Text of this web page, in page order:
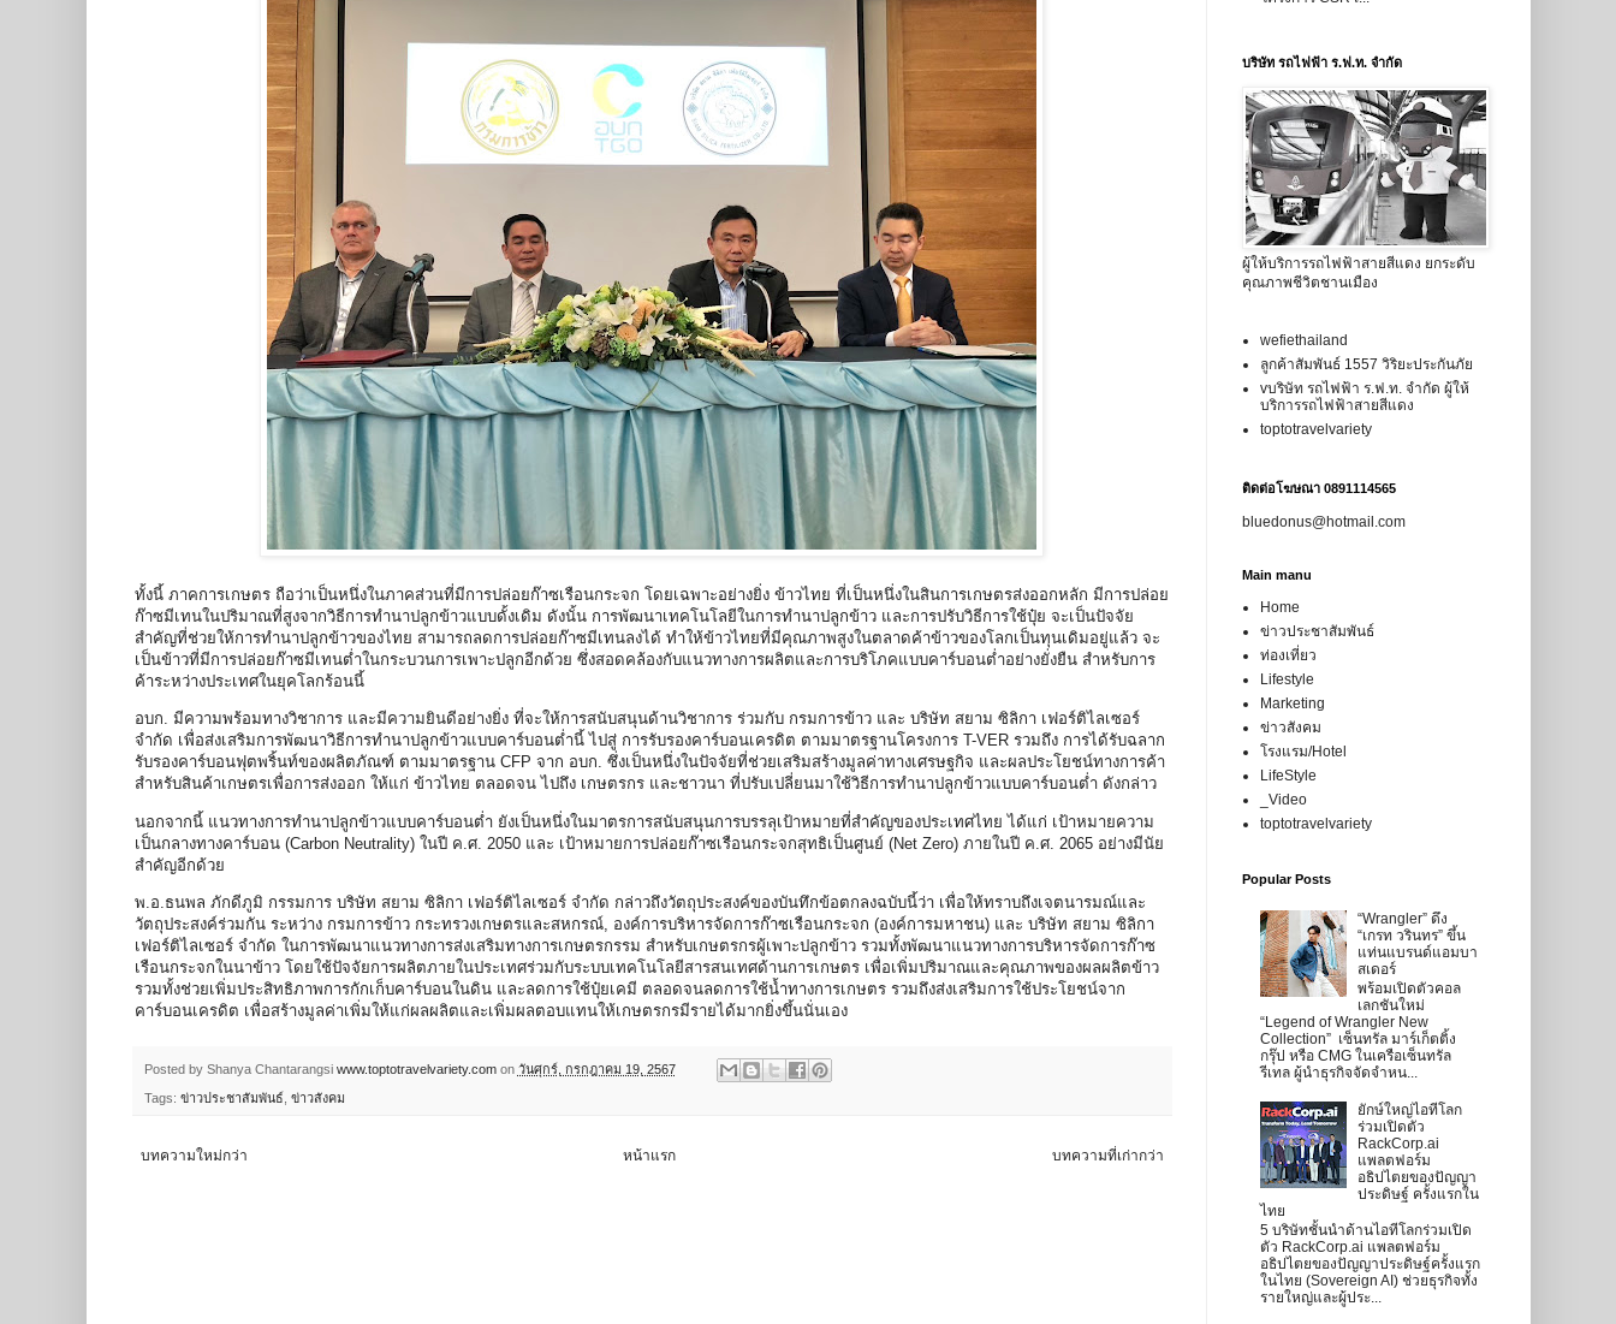
ทั้งนี้ ภาคการเกษตร ถือว่าเป็นหนึ่งในภาคส่วนที่มีการปล่อยก๊าซเรือนกระจก โดยเฉพาะอย่างยิ่ง ข้าวไทย ที่เป็นหนึ่งในสินการเกษตรส่งออกหลัก มีการปล่อย
ก๊าซมีเทนในปริมาณที่สูงจากวิธีการทำนาปลูกข้าวแบบดั้งเดิม ดังนั้น การพัฒนาเทคโนโลยีในการทำนาปลูกข้าว และการปรับวิธีการใช้ปุ๋ย จะเป็นปัจจัย
สำคัญที่ช่วยให้การทำนาปลูกข้าวของไทย สามารถลดการปล่อยก๊าซมีเทนลงได้ ทำให้ข้าวไทยที่มีคุณภาพสูงในตลาดค้าข้าวของโลกเป็นทุนเดิมอยู่แล้ว จะ
เป็นข้าวที่มีการปล่อยก๊าซมีเทนต่ำในกระบวนการเพาะปลูกอีกด้วย ซึ่งสอดคล้องกับแนวทางการผลิตและการบริโภคแบบคาร์บอนต่ำอย่างยั่งยืน สำหรับการ
ค้าระหว่างประเทศในยุคโลกร้อนนี้
อบก. มีความพร้อมทางวิชาการ และมีความยินดีอย่างยิ่ง ที่จะให้การสนับสนุนด้านวิชาการ ร่วมกับ กรมการข้าว และ บริษัท สยาม ซิลิกา เฟอร์ติไลเซอร์
จำกัด เพื่อส่งเสริมการพัฒนาวิธีการทำนาปลูกข้าวแบบคาร์บอนต่ำนี้ ไปสู่ การรับรองคาร์บอนเครดิต ตามมาตรฐานโครงการ T-VER รวมถึง การได้รับฉลาก
รับรองคาร์บอนฟุตพริ้นท์ของผลิตภัณฑ์ ตามมาตรฐาน CFP จาก อบก. ซึ่งเป็นหนึ่งในปัจจัยที่ช่วยเสริมสร้างมูลค่าทางเศรษฐกิจ และผลประโยชน์ทางการค้า
สำหรับสินค้าเกษตรเพื่อการส่งออก ให้แก่ ข้าวไทย ตลอดจน ไปถึง เกษตรกร และชาวนา ที่ปรับเปลี่ยนมาใช้วิธีการทำนาปลูกข้าวแบบคาร์บอนต่ำ ดังกล่าว
นอกจากนี้ แนวทางการทำนาปลูกข้าวแบบคาร์บอนต่ำ ยังเป็นหนึ่งในมาตรการสนับสนุนการบรรลุเป้าหมายที่สำคัญของประเทศไทย ได้แก่ เป้าหมายความ
เป็นกลางทางคาร์บอน (Carbon Neutrality) ในปี ค.ศ. 2050 และ เป้าหมายการปล่อยก๊าซเรือนกระจกสุทธิเป็นศูนย์ (Net Zero) ภายในปี ค.ศ. 2065 อย่างมีนัย
สำคัญอีกด้วย
พ.อ.ธนพล ภักดีภูมิ กรรมการ บริษัท สยาม ซิลิกา เฟอร์ติไลเซอร์ จำกัด กล่าวถึงวัตถุประสงค์ของบันทึกข้อตกลงฉบับนี้ว่า เพื่อให้ทราบถึงเจตนารมณ์และ
วัตถุประสงค์ร่วมกัน ระหว่าง กรมการข้าว กระทรวงเกษตรและสหกรณ์, องค์การบริหารจัดการก๊าซเรือนกระจก (องค์การมหาชน) และ บริษัท สยาม ซิลิกา
เฟอร์ติไลเซอร์ จำกัด ในการพัฒนาแนวทางการส่งเสริมทางการเกษตรกรรม สำหรับเกษตรกรผู้เพาะปลูกข้าว รวมทั้งพัฒนาแนวทางการบริหารจัดการก๊าซ
เรือนกระจกในนาข้าว โดยใช้ปัจจัยการผลิตภายในประเทศร่วมกับระบบเทคโนโลยีสารสนเทศด้านการเกษตร เพื่อเพิ่มปริมาณและคุณภาพของผลผลิตข้าว
รวมทั้งช่วยเพิ่มประสิทธิภาพการกักเก็บคาร์บอนในดิน และลดการใช้ปุ๋ยเคมี ตลอดจนลดการใช้น้ำทางการเกษตร รวมถึงส่งเสริมการใช้ประโยชน์จาก
คาร์บอนเครดิต เพื่อสร้างมูลค่าเพิ่มให้แก่ผลผลิตและเพิ่มผลตอบแทนให้เกษตรกรมีรายได้มากยิ่งขึ้นนั่นเอง
Posted by Shanya Chantarangsi www.toptotravelvariety.com on วันศุกร์, กรกฎาคม 19, 2567
Tags: ข่าวประชาสัมพันธ์ ข่าวสังคม
บทความใหม่กว่า บทความที่เก่ากว่า
หน้าแรก
บริษัท รถไฟฟ้า ร.ฟ.ท. จำกัด
ผู้ให้บริการรถไฟฟ้าสายสีแดง ยกระดับ
คุณภาพชีวิตชานเมือง
wefiethailand
ลูกค้าสัมพันธ์ 1557 วิริยะประกันภัย
vบริษัท รถไฟฟ้า ร.ฟ.ท. จำกัด ผู้ให้
บริการรถไฟฟ้าสายสีแดง
toptotravelvariety
ติดต่อโฆษณา 0891114565
bluedonus@hotmail.com
Main manu
Home
ข่าวประชาสัมพันธ์
ท่องเที่ยว
Lifestyle
Marketing
ข่าวสังคม
โรงแรม/Hotel
LifeStyle
_Video
toptotravelvariety
Popular Posts
“Wrangler” ดึง
“เกรท วรินทร” ขึ้น
แท่นแบรนด์แอมบา
สเดอร์
พร้อมเปิดตัวคอล
เลกชันใหม่
“Legend of Wrangler New
Collection” เซ็นทรัล มาร์เก็ตติ้ง
กรุ๊ป หรือ CMG ในเครือเซ็นทรัล
รีเทล ผู้นำธุรกิจจัดจำหน...
ยักษ์ใหญ่ไอทีโลก
ร่วมเปิดตัว
RackCorp.ai
แพลตฟอร์ม
อธิปไตยของปัญญา
ประดิษฐ์ ครั้งแรกใน
ไทย
5 บริษัทชั้นนำด้านไอทีโลกร่วมเปิด
ตัว RackCorp.ai แพลตฟอร์ม
อธิปไตยของปัญญาประดิษฐ์ครั้งแรก
ในไทย (Sovereign AI) ช่วยธุรกิจทั้ง
รายใหญ่และผู้ประ...